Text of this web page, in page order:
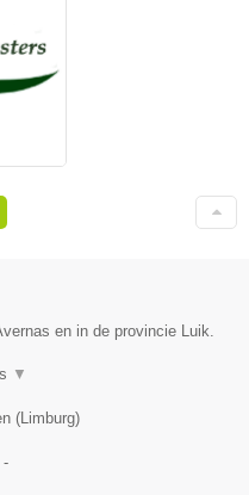
en in de provincie Luik.
▼
( Limburg)
-